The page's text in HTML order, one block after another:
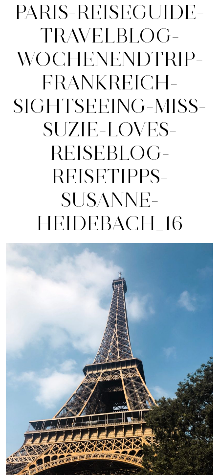
PARIS-REISEGUIDE-
TRAVELBLOG-
WOCHENENDTRIP-
FRANKREICH-
SIGHTSEEING-MISS-
SUZIE-LOVES-
REISEBLOG-
REISETIPPS-
SUSANNE-
HEIDEBACH_16